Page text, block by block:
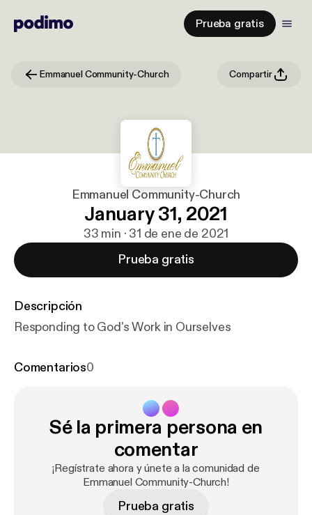
Prueba gratis
Emmanuel Community-Church Compartir
Emmanuel Community-Church
January 31, 2021
33 min · 31 de ene de 2021
Prueba gratis
Descripción
Responding to God's Work in Ourselves
Comentarios0
Sé la primera persona en
comentar
¡Regístrate ahora y únete a la comunidad de
Emmanuel Community-Church!
Prueba gratis